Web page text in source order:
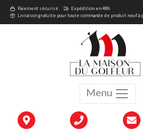
Menu
Paiement sécurisé
Expédition en 48h
Livraison gratuite pour toute commande de produit neuf à